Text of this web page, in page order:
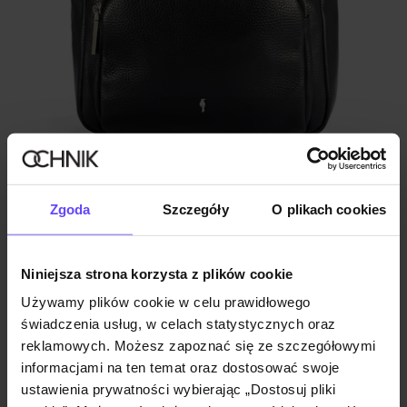
Zgoda Szczegóły O plikach cookies
Niniejsza strona korzysta z plików cookie
Używamy plików cookie w celu prawidłowego
świadczenia usług, w celach statystycznych oraz
reklamowych. Możesz zapoznać się ze szczegółowymi
informacjami na ten temat oraz dostosować swoje
ustawienia prywatności wybierając „Dostosuj pliki
Skórzany czarny plecak damski